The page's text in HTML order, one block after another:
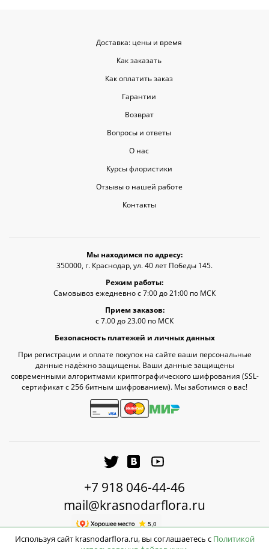
Используя сайт krasnodarflora.ru, вы соглашаетесь с Политикой
Доставка по Краснодару — бесплатно
Доставка: цены и время
Как заказать
Как оплатить заказ
Гарантии
Возврат
Вопросы и ответы
О нас
Курсы флористики
Отзывы о нашей работе
Контакты
Мы находимся по адресу:
350000, г. Краснодар, ул. 40 лет Победы 145.
Режим работы:
Самовывоз ежедневно с 7:00 до 21:00 по МСК
Прием заказов:
с 7.00 до 23.00 по МСК
Безопасность платежей и личных данных
При регистрации и оплате покупок на сайте ваши персональные
данные надёжно защищены. Ваши данные защищены
современными алгоритмами криптографического шифрования (SSL-
сертификат c 256 битным шифрованием). Мы заботимся о вас!
+7 918 046-44-46
mail@krasnodarflora.ru